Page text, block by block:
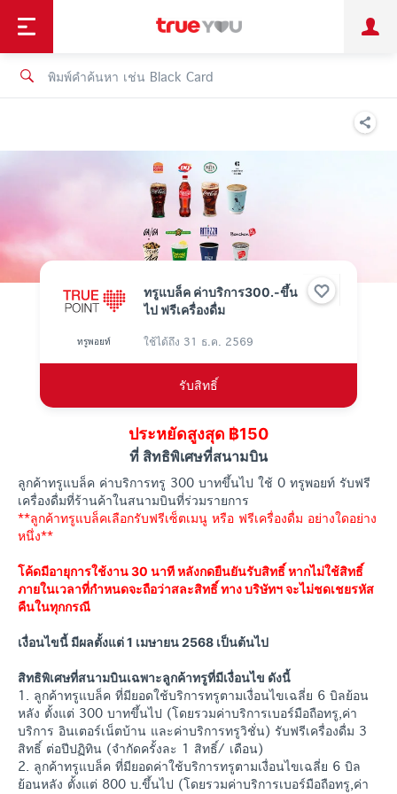
ลูกค้าบุคคล ลูกค้าองค์กร
ช้อป
เทรนด์เทคโนโลยี
ทรูแบล็ค ค่าบริการ300.-ขึ้น
ไป ฟรีเครื่องดื่ม
ทรูพอยท์ ใช้ได้ถึง 31 ธ.ค. 2569
รับสิทธิ์
ประหยัดสูงสุด ฿150
ที่ สิทธิพิเศษที่สนามบิน
ลูกค้าทรูแบล็ค ค่าบริการทรู 300 บาทขึ้นไป ใช้ 0 ทรูพอยท์ รับฟรี
เครื่องดื่มที่ร้านค้าในสนามบินที่ร่วมรายการ
**ลูกค้าทรูแบล็คเลือกรับฟรีเซ็ตเมนู หรือ ฟรีเครื่องดื่ม อย่างใดอย่าง
หนึ่ง**
โค้ดมีอายุการใช้งาน 30 นาที หลังกดยืนยันรับสิทธิ์ หากไม่ใช้สิทธิ์
ภายในเวลาที่กำหนดจะถือว่าสละสิทธิ์ ทาง บริษัทฯ จะไม่ชดเชยรหัส
คืนในทุกกรณี
เงื่อนไขนี้ มีผลตั้งแต่ 1 เมษายน 2568 เป็นต้นไป ​
สิทธิพิเศษที่สนามบินเฉพาะลูกค้าทรูที่มีเงื่อนไข ดังนี้​
1. ลูกค้าทรูแบล็ค ที่มียอดใช้บริการทรูตามเงื่อนไขเฉลี่ย 6 บิลย้อน
หลัง ตั้งแต่ 300 บาทขึ้นไป (โดยรวมค่าบริการเบอร์มือถือทรู,ค่า
บริการ อินเตอร์เน็ตบ้าน และค่าบริการทรูวิชั่น) รับฟรีเครื่องดื่ม 3
สิทธิ์ ต่อปีปฏิทิน (จำกัดครั้งละ 1 สิทธิ์/ เดือน)​
2. ลูกค้าทรูแบล็ค ที่มียอดค่าใช้บริการทรูตามเงื่อนไขเฉลี่ย 6 บิล
ย้อนหลัง ตั้งแต่ 800 บ.ขึ้นไป (โดยรวมค่าบริการเบอร์มือถือทรู,ค่า